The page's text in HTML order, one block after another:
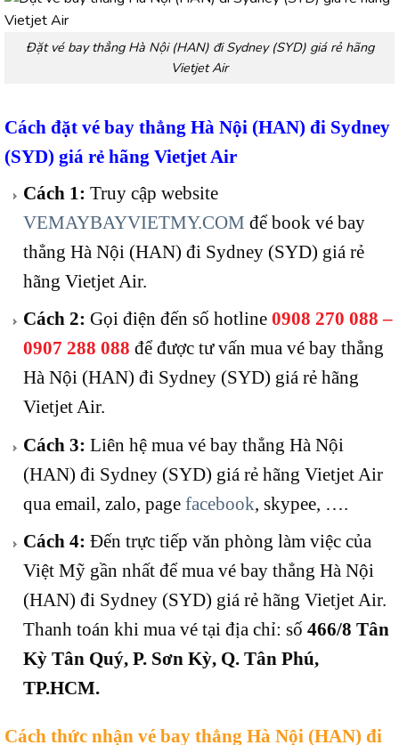
Đặt vé bay thẳng Hà Nội (HAN) đi Sydney (SYD) giá rẻ hãng
Vietjet Air
Cách đặt vé bay thẳng Hà Nội (HAN) đi Sydney
(SYD) giá rẻ hãng Vietjet Air
Cách 1: Truy cập website
VEMAYBAYVIETMY.COM để book vé bay
thẳng Hà Nội (HAN) đi Sydney (SYD) giá rẻ
hãng Vietjet Air.
Cách 2: Gọi điện đến số hotline 0908 270 088 –
0907 288 088 để được tư vấn mua vé bay thẳng
Hà Nội (HAN) đi Sydney (SYD) giá rẻ hãng
Vietjet Air.
Cách 3: Liên hệ mua vé bay thẳng Hà Nội
(HAN) đi Sydney (SYD) giá rẻ hãng Vietjet Air
qua email, zalo, page facebook, skypee, ….
Cách 4: Đến trực tiếp văn phòng làm việc của
Việt Mỹ gần nhất để mua vé bay thẳng Hà Nội
(HAN) đi Sydney (SYD) giá rẻ hãng Vietjet Air.
Thanh toán khi mua vé tại địa chỉ: số 466/8 Tân
Kỳ Tân Quý, P. Sơn Kỳ, Q. Tân Phú,
TP.HCM.
Cách thức nhận vé bay thẳng Hà Nội (HAN) đi